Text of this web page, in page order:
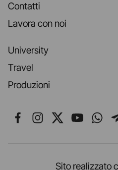
Contatti
Lavora con noi
University
Travel
Produzioni
Seguici su
Seguici su
Seguici su
Seguici
Sito realizzato